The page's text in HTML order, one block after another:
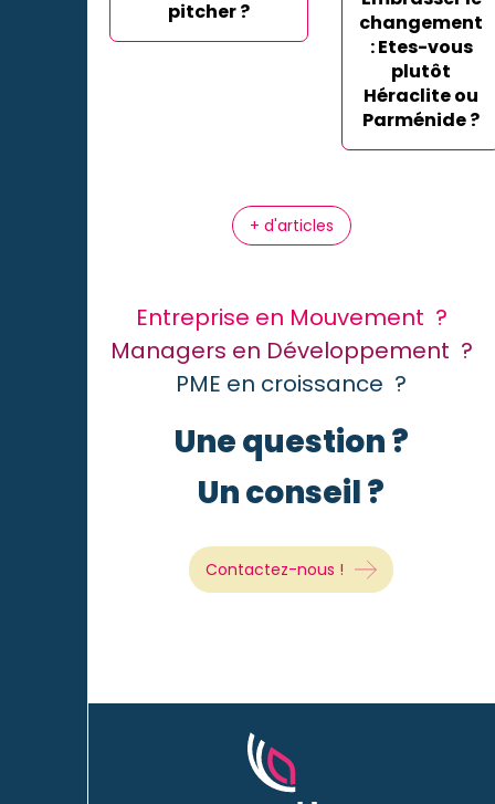
pitcher ?
changement
: Etes-vous
plutôt
Héraclite ou
Parménide ?
+ d'articles
Entreprise en Mouvement ?
Managers en Développement ?
PME en croissance ?
Une question ?
Un conseil ?
Contactez-nous !